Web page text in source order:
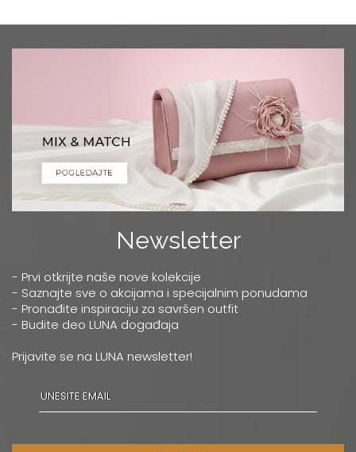
Newsletter
- Prvi otkrijte naše nove kolekcije
- Saznajte sve o akcijama i specijalnim ponudama
- Pronađite inspiraciju za savršen outfit
- Budite deo LUNA događaja
Prijavite se na LUNA newsletter!